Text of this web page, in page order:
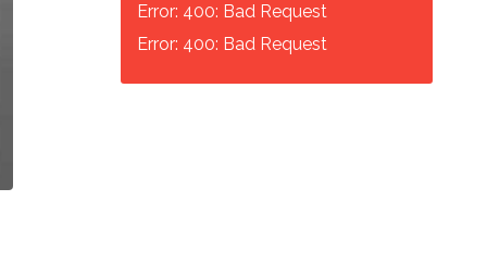
Error: 400: Bad Request
Error: 400: Bad Request